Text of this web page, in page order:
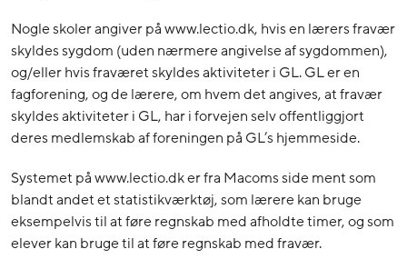
Nogle skoler angiver på www.lectio.dk, hvis en lærers fravær
skyldes sygdom (uden nærmere angivelse af sygdommen),
og/eller hvis fraværet skyldes aktiviteter i GL. GL er en
fagforening, og de lærere, om hvem det angives, at fravær
skyldes aktiviteter i GL, har i forvejen selv offentliggjort
deres medlemskab af foreningen på GL’s hjemmeside.
Systemet på www.lectio.dk er fra Macoms side ment som
blandt andet et statistikværktøj, som lærere kan bruge
eksempelvis til at føre regnskab med afholdte timer, og som
elever kan bruge til at føre regnskab med fravær.